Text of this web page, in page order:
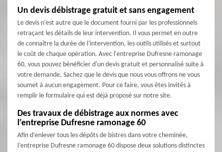
Un devis débistrage gratuit et sans engagement
Le devis n'est autre que le document fourni par les professionnels
retraçant les détails de leur intervention. Il vous permet en outre
de connaître la durée de l'intervention, les outils utilisés et surtout
le coût de chaque opération. Avec l'entreprise Dufresne ramonage
60, vous pouvez bénéficier d'un devis gratuit et personnalisé suite à
votre demande. Sachez que le devis que nous vous offrons ne vous
soumet à aucun engagement. Pour ce faire, vous êtes invités à
remplir le formulaire qui est déjà proposé sur notre site.
Des travaux de débistrage aux normes avec
l’entreprise Dufresne ramonage 60
Afin d’enlever tous les dépôts de bistres dans votre cheminée,
l’entreprise Dufresne ramonage 60 dispose deux solutions distinctes